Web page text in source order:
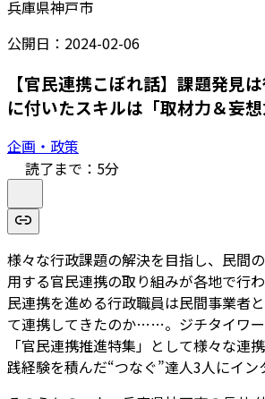
兵庫県神戸市
公開日： 2024-02-06
【官民連携こぼれ話】課題発見
に付いたスキルは「取材力＆妄想
企画・政策
読了まで： 5分
様々な行政課題の解決を目指し、民間
用する官民連携の取り組みが各地で行
民連携を進める行政職員は民間事業者
て連携してきたのか……。ジチタイワー
「官民連携推進特集」として様々な連
践経験を積んだ“つなぐ”達人3人にイン